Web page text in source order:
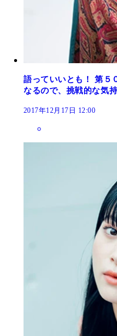
語っていいとも！ 第５
なるので、挑戦的な気
2017年12月17日 12:00